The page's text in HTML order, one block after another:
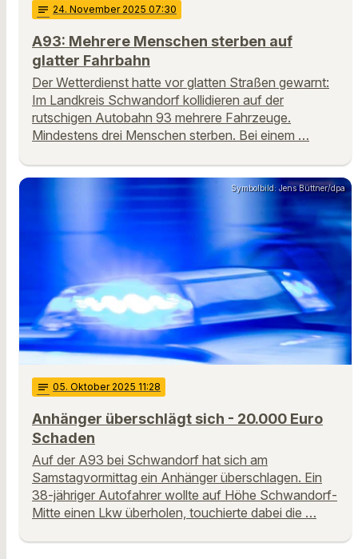
notes 24. November 2025 07:30
A93: Mehrere Menschen sterben auf
glatter Fahrbahn
Der Wetterdienst hatte vor glatten Straßen gewarnt:
Im Landkreis Schwandorf kollidieren auf der
rutschigen Autobahn 93 mehrere Fahrzeuge.
Mindestens drei Menschen sterben. Bei einem …
Symbolbild: Jens Büttner/dpa
notes 05. Oktober 2025 11:28
Anhänger überschlägt sich - 20.000 Euro
Schaden
Auf der A93 bei Schwandorf hat sich am
Samstagvormittag ein Anhänger überschlagen. Ein
38-jähriger Autofahrer wollte auf Höhe Schwandorf-
Mitte einen Lkw überholen, touchierte dabei die …